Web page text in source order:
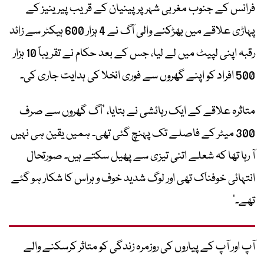
فرانس کے جنوب مغربی شہر پرپینیان کے قریب پیرینیز کے
پہاڑی علاقے میں بھڑکنے والی آگ نے 4 ہزار 600 ہیکٹر سے زائد
رقبہ اپنی لپیٹ میں لے لیا، جس کے بعد حکام نے تقریباً 10 ہزار
500 افراد کو اپنے گھروں سے فوری انخلا کی ہدایت جاری کی۔
متاثرہ علاقے کے ایک رہائشی نے بتایا، ’آگ گھروں سے صرف
300 میٹر کے فاصلے تک پہنچ گئی تھی۔ ہمیں یقین ہی نہیں
آ رہا تھا کہ شعلے اتنی تیزی سے پھیل سکتے ہیں۔ صورتحال
انتہائی خوفناک تھی اور لوگ شدید خوف و ہراس کا شکار ہو گئے
تھے۔‘
آپ اور آپ کے پیاروں کی روزمرہ زندگی کو متاثر کرسکنے والے